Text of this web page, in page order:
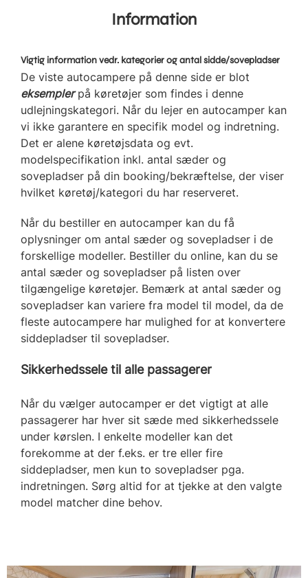
Information
Vigtig information vedr. kategorier og antal sidde/sovepladser
De viste autocampere på denne side er blot
eksemplerpå køretøjer som findes i denne
udlejningskategori. Når du lejer en autocamper kan
vi ikke garantere en specifik model og indretning.
Det er alene køretøjsdata og evt.
modelspecifikation inkl. antal sæder og
sovepladser på din booking/bekræftelse, der viser
hvilket køretøj/kategori du har reserveret.
Når du bestiller en autocamper kan du få
oplysninger om antal sæder og sovepladser i de
forskellige modeller. Bestiller du online, kan du se
antal sæder og sovepladser på listen over
tilgængelige køretøjer. Bemærk at antal sæder og
sovepladser kan variere fra model til model, da de
fleste autocampere har mulighed for at konvertere
siddepladser til sovepladser.
Sikkerhedssele til alle passagerer
Når du vælger autocamper er det vigtigt at alle
passagerer har hver sit sæde med sikkerhedssele
under kørslen. I enkelte modeller kan det
forekomme at der f.eks. er tre eller fire
siddepladser, men kun to sovepladser pga.
indretningen. Sørg altid for at tjekke at den valgte
model matcher dine behov.